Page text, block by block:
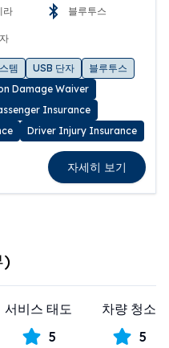
라
블루투스
템 USB 단자
블루투스
Damage Waiver
Insurance
Driver Injury Insurance
자세히 보기
)
서비스 태도
5
차량 청소
5